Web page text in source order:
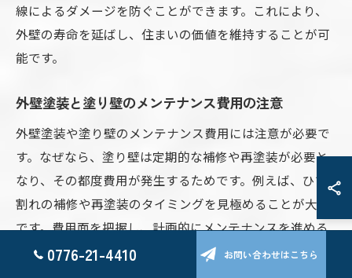
線によるダメージを防ぐことができます。これにより、
外壁の寿命を延ばし、住まいの価値を維持することが可
能です。
外壁塗装と塗り壁のメンテナンス費用の注意
外壁塗装や塗り壁のメンテナンス費用には注意が必要で
す。なぜなら、塗り壁は定期的な補修や再塗装が必要と
なり、その都度費用が発生するためです。例えば、ひび
割れの補修や再塗装のタイミングを見極めることが大切
です。費用面を把握し、計画的にメンテナンスを進める
ことで、予想外の出費を抑え、長く安心して住まいを守
0776-21-4410 お問い合わせはこちら